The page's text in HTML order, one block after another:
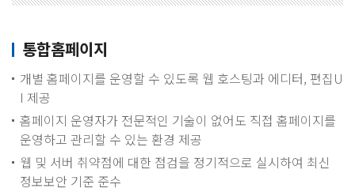
통합홈페이지
개별 홈페이지를 운영할 수 있도록 웹 호스팅과 에디터, 편집U
I 제공
홈페이지 운영자가 전문적인 기술이 없어도 직접 홈페이지를
운영하고 관리할 수 있는 환경 제공
웹 및 서버 취약점에 대한 점검을 정기적으로 실시하여 최신
정보보안 기준 준수